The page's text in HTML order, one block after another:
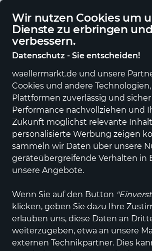
Wir nutzen Cookies um
Dienste zu erbringen
verbessern.
Datenschutz - Sie entscheiden!
waellermarkt.de und unsere
Cookies und andere
Plattformen zuverlässig und
Performance nachvollziehen und
Zukunft möglichst relevante
personalisierte Werbung zeigen
sammeln wir Daten über unsere
geräteübergreifende Verhalten in
unsere Angebote.
Wenn Sie auf den Button
klicken, geben Sie dazu Ihre
erlauben uns, diese Daten an
weiterzugeben, etwa an unsere
externen Technikpartner. Dies
Alle Kategorien Neuheiten Angebote
SKECHERS
Alle Produkte
ALLE FILTER
70 Produkte